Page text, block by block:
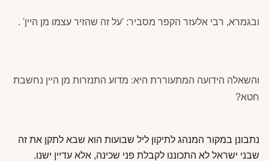
ובגמרא, רבי אלעזר הקפר מסביר: 'על זה שהזיר עצמו מן היין' .
והשאלה הידועה המתעוררת היא: מדוע התנזרות מן היין נחשבת
חטא?
נתבונן במקור המנהג לתיקון ליל שבועות הוא שבא לתקן את זה
שבני ישראל לא התכוננו לקבלת פני שכינה, אלא עדיין ישנו.